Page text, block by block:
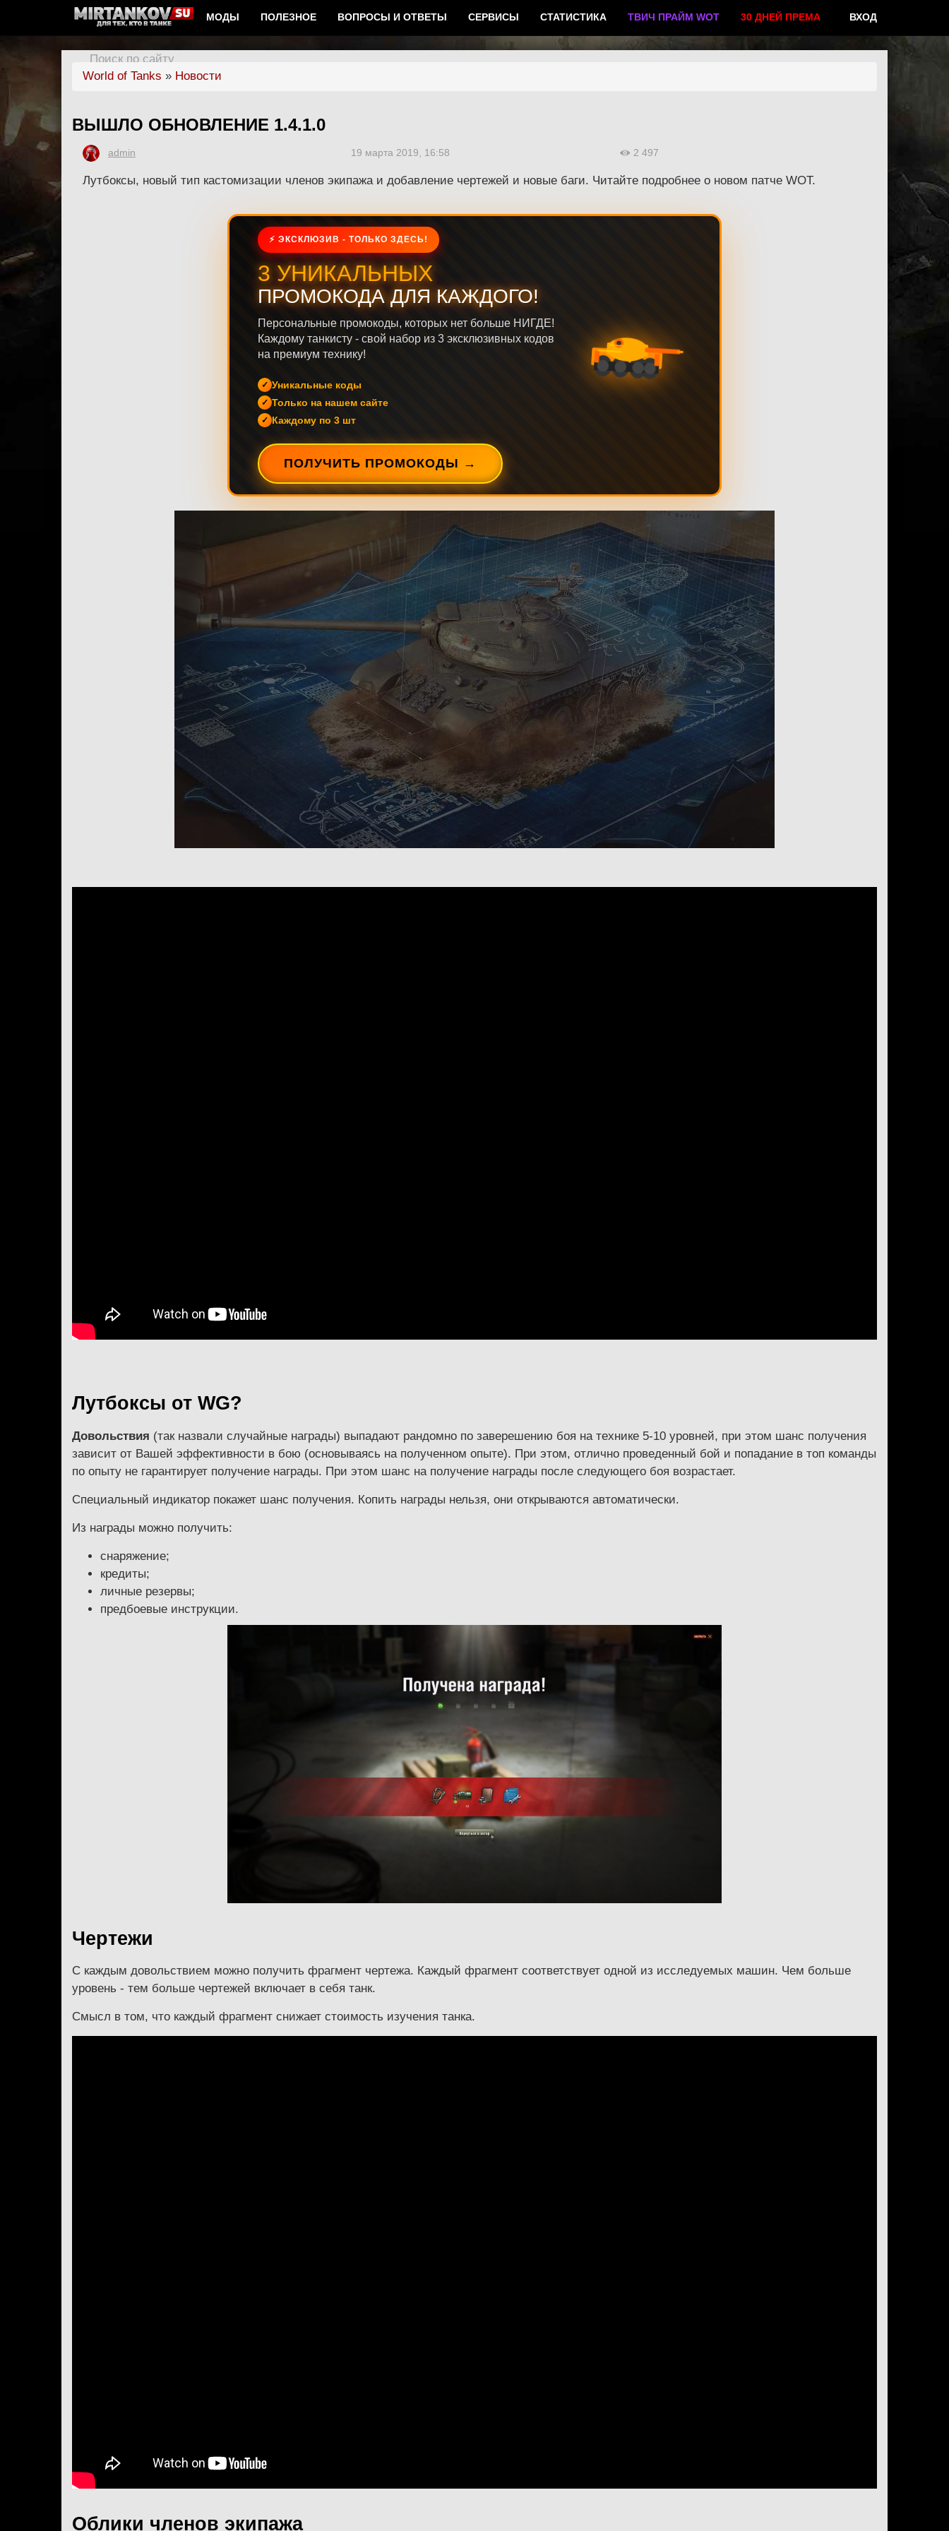
МОДЫ ПОЛЕЗНОЕ ВОПРОСЫ И ОТВЕТЫ СЕРВИСЫ СТАТИСТИКА ТВИЧ ПРАЙМ WOT 30 ДНЕЙ ПРЕМА ВХОД
Поиск по сайту
World of Tanks » Новости
ВЫШЛО ОБНОВЛЕНИЕ 1.4.1.0
admin 19 марта 2019, 16:58 2 497
Лутбоксы, новый тип кастомизации членов экипажа и добавление чертежей и новые баги. Читайте подробнее о новом патче WOT.
⚡ ЭКСКЛЮЗИВ - ТОЛЬКО ЗДЕСЬ!
3 УНИКАЛЬНЫХ
ПРОМОКОДА ДЛЯ КАЖДОГО!
Персональные промокоды, которых нет больше НИГДЕ!
Каждому танкисту - свой набор из 3 эксклюзивных кодов
на премиум технику!
Уникальные коды
Только на нашем сайте
Каждому по 3 шт
ПОЛУЧИТЬ ПРОМОКОДЫ →
Лутбоксы от WG?
Довольствия (так назвали случайные награды) выпадают рандомно по заверешению боя на технике 5-10 уровней, при этом шанс получения
зависит от Вашей эффективности в бою (основываясь на полученном опыте). При этом, отлично проведенный бой и попадание в топ команды
по опыту не гарантирует получение награды. При этом шанс на получение награды после следующего боя возрастает.
Специальный индикатор покажет шанс получения. Копить награды нельзя, они открываются автоматически.
Из награды можно получить:
снаряжение;
кредиты;
личные резервы;
предбоевые инструкции.
Чертежи
С каждым довольствием можно получить фрагмент чертежа. Каждый фрагмент соответствует одной из исследуемых машин. Чем больше
уровень - тем больше чертежей включает в себя танк.
Смысл в том, что каждый фрагмент снижает стоимость изучения танка.
Облики членов экипажа